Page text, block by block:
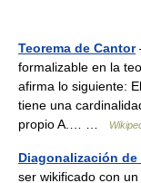
Teorema de Cantor
formalizable en la
afirma lo siguiente:
tiene una
propio A.… …
Diagonalización de
ser wikificado con